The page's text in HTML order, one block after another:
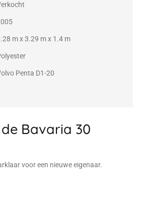
m x 3.29 m x 1.4 m
Penta D1-20
Bavaria 30
voor een nieuwe eigenaar.